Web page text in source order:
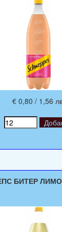
€ 0,80 / 1,56
БИТЕР